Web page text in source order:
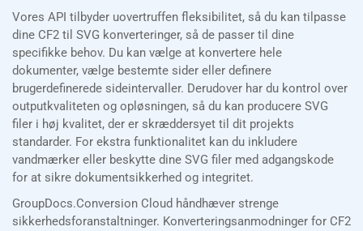
Vores API tilbyder uovertruffen fleksibilitet, så du kan tilpasse
dine CF2 til SVG konverteringer, så de passer til dine
specifikke behov. Du kan vælge at konvertere hele
dokumenter, vælge bestemte sider eller definere
brugerdefinerede sideintervaller. Derudover har du kontrol over
outputkvaliteten og opløsningen, så du kan producere SVG
filer i høj kvalitet, der er skræddersyet til dit projekts
standarder. For ekstra funktionalitet kan du inkludere
vandmærker eller beskytte dine SVG filer med adgangskode
for at sikre dokumentsikkerhed og integritet.
GroupDocs.Conversion Cloud håndhæver strenge
sikkerhedsforanstaltninger. Konverteringsanmodninger for CF2